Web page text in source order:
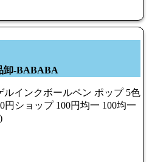
卸-BABABA
ルインクボールペン ポップ 5色
円ショップ 100円均一 100均一